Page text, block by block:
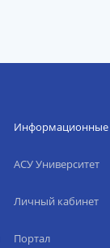
Информационные
АСУ Университет
Личный кабинет
Портал